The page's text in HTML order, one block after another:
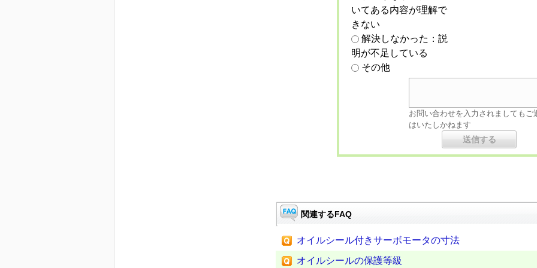
いてある内容が理解で
きない
解決しなかった：説
明が不足している
その他
お問い合わせを入力されましてもご
はいたしかねます
関連するFAQ
オイルシール付きサーボモータの寸法
オイルシールの保護等級